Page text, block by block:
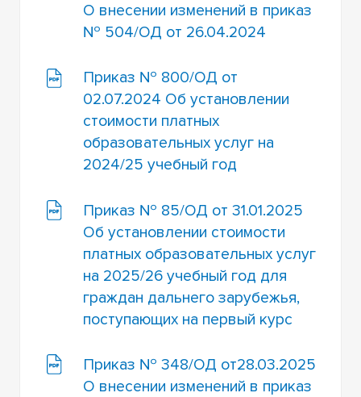
О внесении изменений в приказ
№ 504/ОД от 26.04.2024
Приказ № 800/ОД от
02.07.2024 Об установлении
стоимости платных
образовательных услуг на
2024/25 учебный год
Приказ № 85/ОД от 31.01.2025
Об установлении стоимости
платных образовательных услуг
на 2025/26 учебный год для
граждан дальнего зарубежья,
поступающих на первый курс
Приказ № 348/ОД от28.03.2025
О внесении изменений в приказ